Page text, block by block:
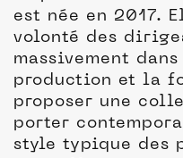
est née en 2017.
volonté des
massivement
production et la
proposer une
porter
style typique des